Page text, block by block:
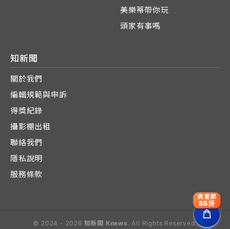
美樂蒂帶你玩
頭家有事嗎
知新聞
關於我們
編輯規範與申訴
得獎紀錄
攝影棚出租
聯絡我們
隱私說明
服務條款
© 2024 - 2026 知新聞 Knews . All Rights Reserved.
爽夏節
85折